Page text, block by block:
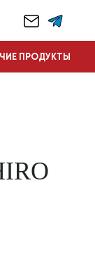
ПРОДУКТЫ